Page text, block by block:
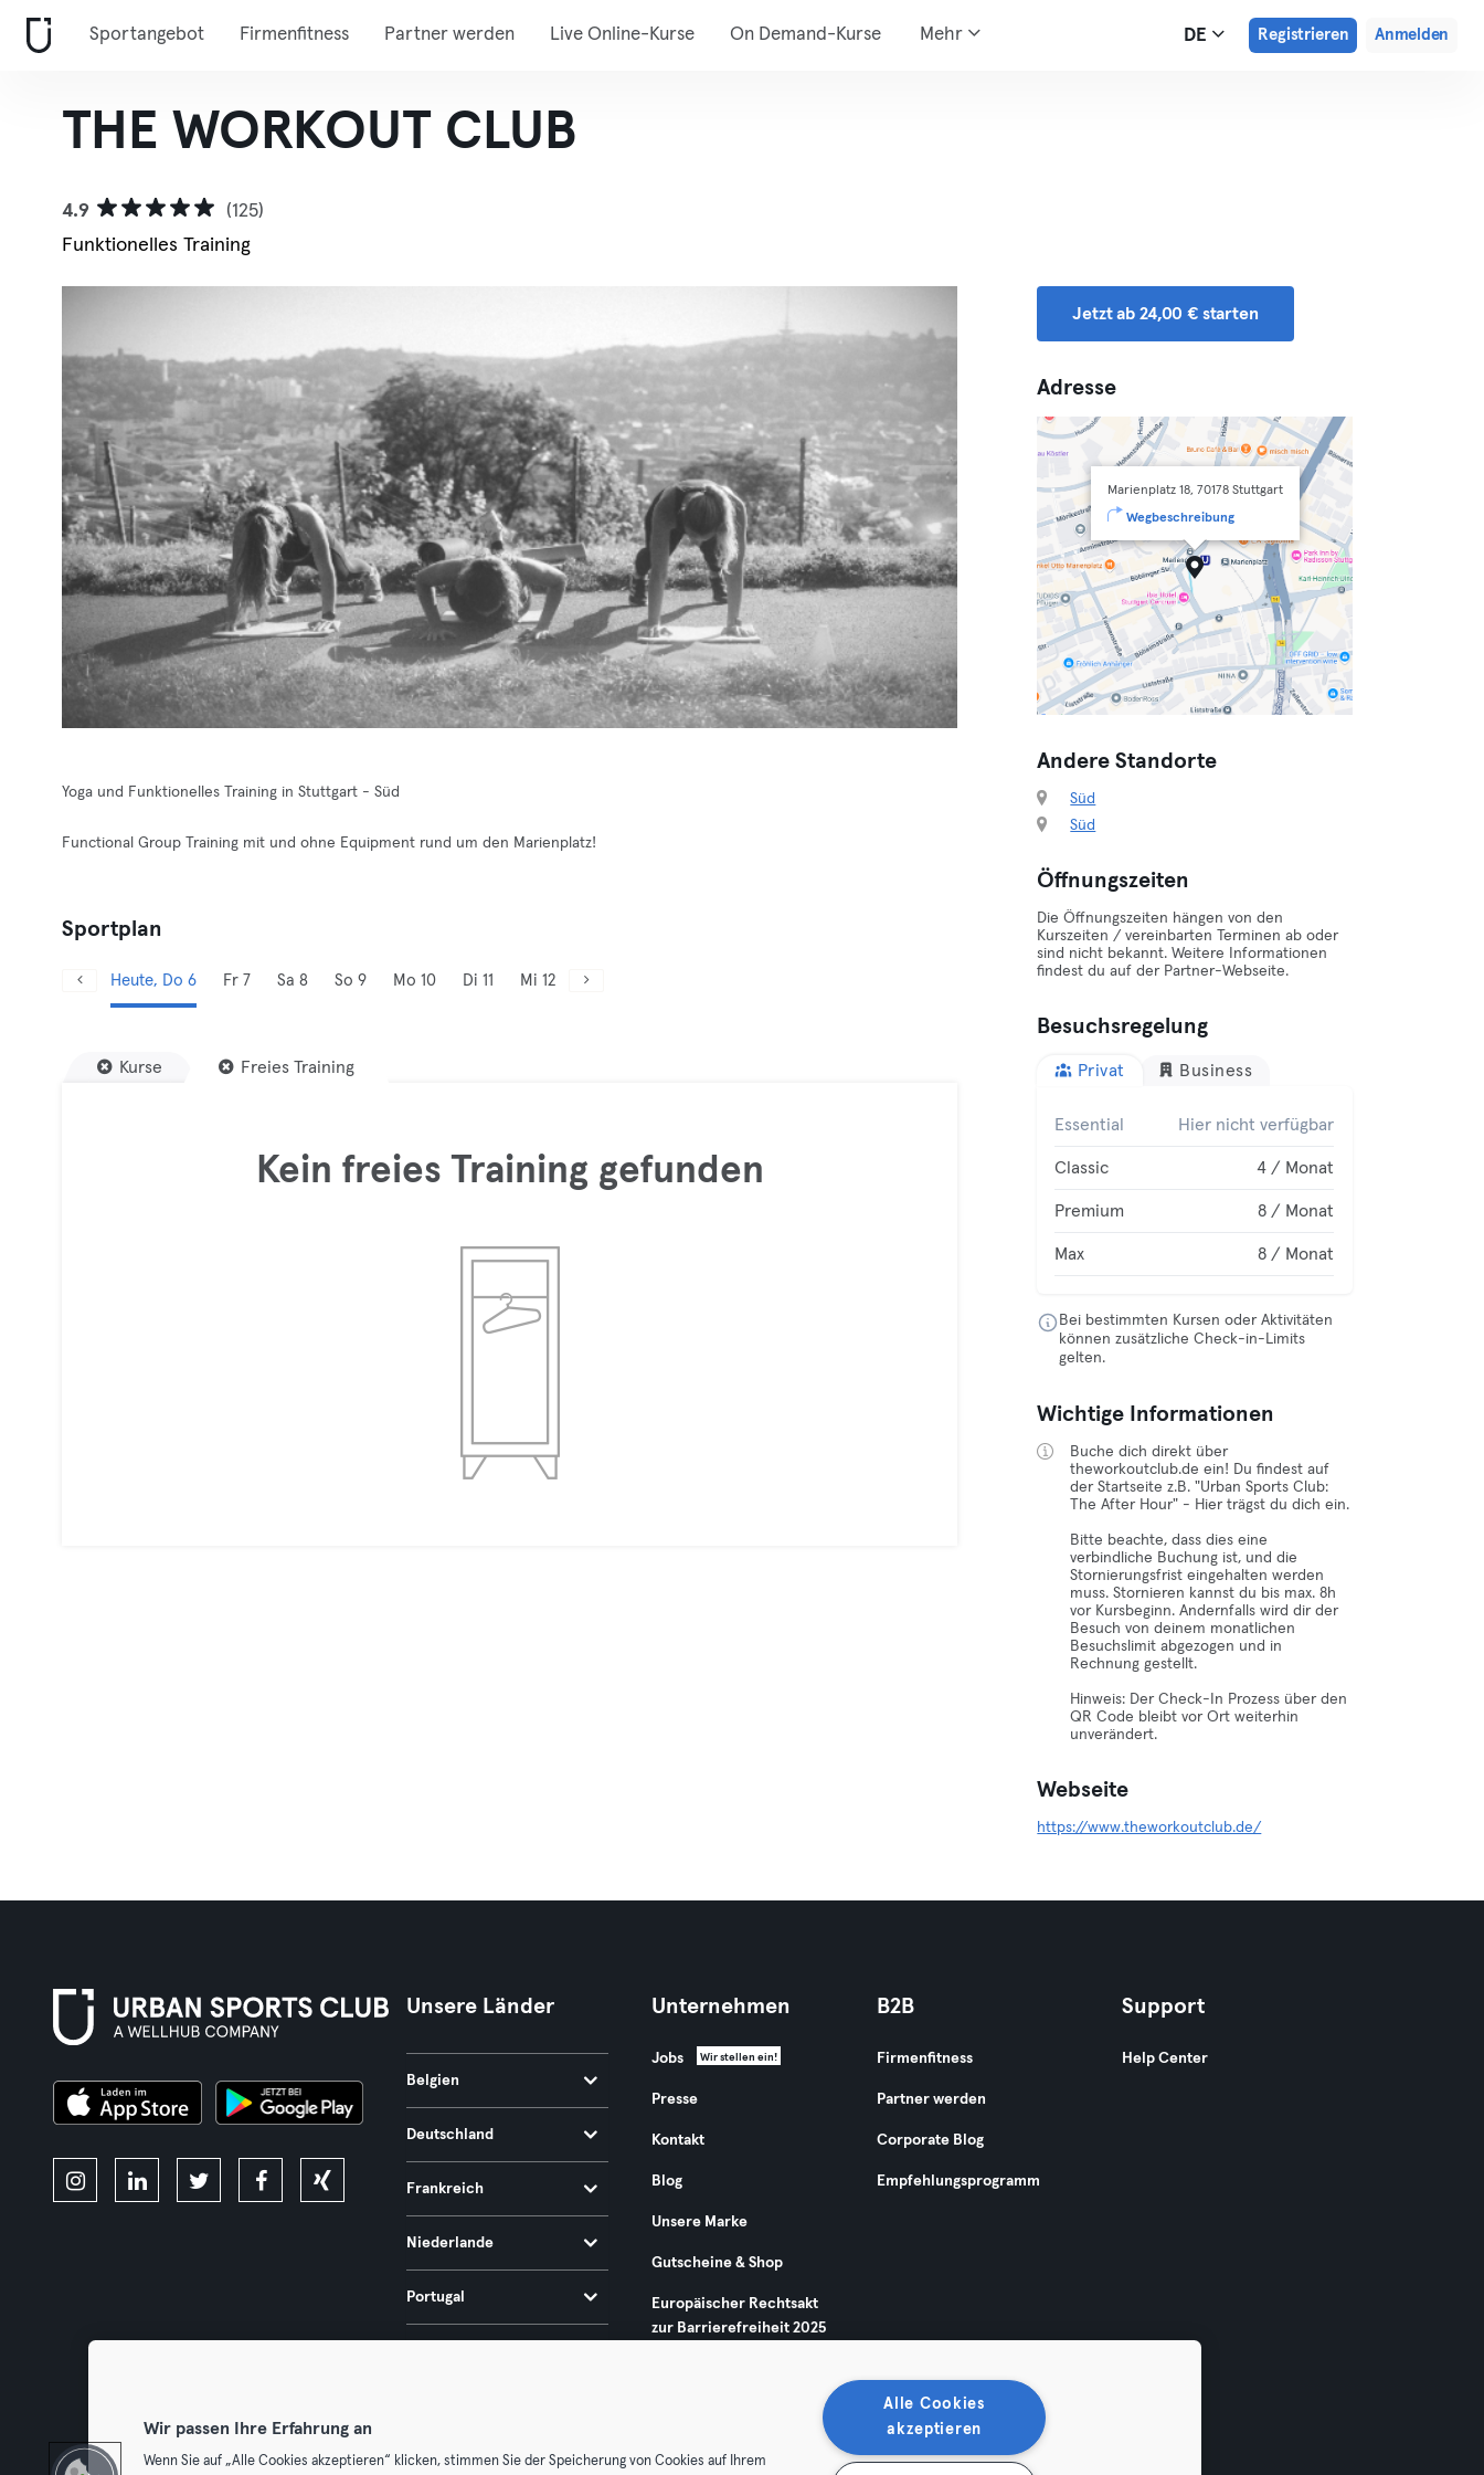
Sportangebot Firmenfitness Partner werden Live Online-Kurse On Demand-Kurse Mehr DE Registrieren Anmelden
THE WORKOUT CLUB
4.9
(125)
Funktionelles Training
Yoga und Funktionelles Training in Stuttgart - Süd
Functional Group Training mit und ohne Equipment rund um den Marienplatz!
Sportplan
Heute, Do 6 Fr 7 Sa 8 So 9 Mo 10 Di 11 Mi 12
Kurse Freies Training
Kein freies Training gefunden
Jetzt ab 24,00 € starten
Adresse
Marienplatz 18, 70178 Stuttgart
Wegbeschreibung
Andere Standorte
Süd
Süd
Öffnungszeiten
Die Öffnungszeiten hängen von den
Kurszeiten / vereinbarten Terminen ab oder
sind nicht bekannt. Weitere Informationen
findest du auf der Partner-Webseite.
Besuchsregelung
Privat Business
Essential Hier nicht verfügbar
Classic 4 / Monat
Premium 8 / Monat
Max 8 / Monat
Bei bestimmten Kursen oder Aktivitäten
können zusätzliche Check-in-Limits
gelten.
Wichtige Informationen
Buche dich direkt über
theworkoutclub.de ein! Du findest auf
der Startseite z.B. "Urban Sports Club:
The After Hour" - Hier trägst du dich ein.
Bitte beachte, dass dies eine
verbindliche Buchung ist, und die
Stornierungsfrist eingehalten werden
muss. Stornieren kannst du bis max. 8h
vor Kursbeginn. Andernfalls wird dir der
Besuch von deinem monatlichen
Besuchslimit abgezogen und in
Rechnung gestellt.
Hinweis: Der Check-In Prozess über den
QR Code bleibt vor Ort weiterhin
unverändert.
Webseite
https://www.theworkoutclub.de/
Unsere Länder
Belgien
Deutschland
Frankreich
Niederlande
Portugal
Unternehmen
Jobs Wir stellen ein!
Presse
Kontakt
Blog
Unsere Marke
Gutscheine & Shop
Europäischer Rechtsakt
zur Barrierefreiheit 2025
B2B
Firmenfitness
Partner werden
Corporate Blog
Empfehlungsprogramm
Support
Help Center
Wir passen Ihre Erfahrung an
Wenn Sie auf „Alle Cookies akzeptieren“ klicken, stimmen Sie der Speicherung von Cookies auf Ihrem
Alle Cookies
akzeptieren